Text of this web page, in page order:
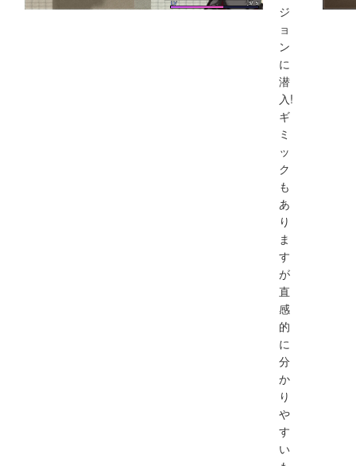
ジ
ョ
ン
に
潜
入!
ギ
ミ
ッ
ク
も
あ
り
ま
す
が
直
感
的
に
分
か
り
や
す
い